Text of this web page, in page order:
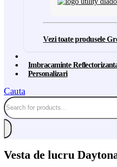
Vezi toate produsele
Imbracaminte
Personalizari
Cauta
Vesta de lucru